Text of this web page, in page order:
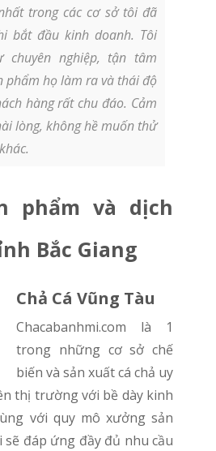
trong các cơ sở tôi đã
bắt đầu kinh doanh. Tôi
chuyên nghiệp, tận tâm
phẩm họ làm ra và thái độ
hàng rất chu đáo. Cảm
lòng, không hề muốn thử
phẩm và dịch
Bắc Giang
Chả Cá Vũng Tàu
chacabanhmi.com là 1
trong những cơ sở chế
biến và sản xuất cá chả uy
thị trường với bề dày kinh
với quy mô xưởng sản
đáp ứng đầy đủ nhu cầu